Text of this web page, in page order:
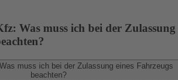
Was muss ich bei der Zulassung
muss ich bei der Zulassung eines Fahrzeugs
beachten?